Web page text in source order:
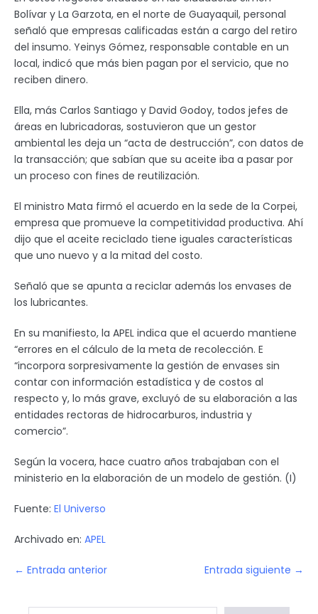
Bolívar y La Garzota, en el norte de Guayaquil, personal
señaló que empresas calificadas están a cargo del retiro
del insumo. Yeinys Gómez, responsable contable en un
local, indicó que más bien pagan por el servicio, que no
reciben dinero.
Ella, más Carlos Santiago y David Godoy, todos jefes de
áreas en lubricadoras, sostuvieron que un gestor
ambiental les deja un “acta de destrucción”, con datos de
la transacción; que sabían que su aceite iba a pasar por
un proceso con fines de reutilización.
El ministro Mata firmó el acuerdo en la sede de la Corpei,
empresa que promueve la competitividad productiva. Ahí
dijo que el aceite reciclado tiene iguales características
que uno nuevo y a la mitad del costo.
Señaló que se apunta a reciclar además los envases de
los lubricantes.
En su manifiesto, la APEL indica que el acuerdo mantiene
“errores en el cálculo de la meta de recolección. E
“incorpora sorpresivamente la gestión de envases sin
contar con información estadística y de costos al
respecto y, lo más grave, excluyó de su elaboración a las
entidades rectoras de hidrocarburos, industria y
comercio”.
Según la vocera, hace cuatro años trabajaban con el
ministerio en la elaboración de un modelo de gestión. (I)
Fuente: El Universo
Archivado en: APEL
← Entrada anterior Entrada siguiente →